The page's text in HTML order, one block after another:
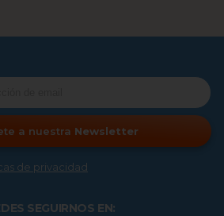
a nuestra Newsletter
de privacidad
SEGUIRNOS EN: